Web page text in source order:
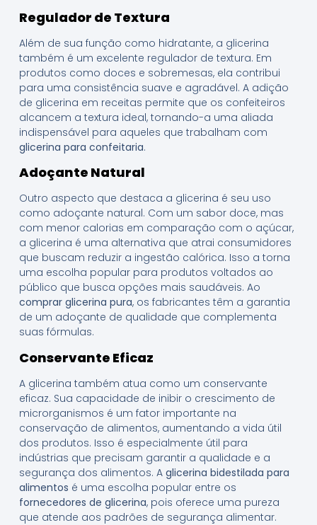
Regulador de Textura
Além de sua função como hidratante, a glicerina
também é um excelente regulador de textura. Em
produtos como doces e sobremesas, ela contribui
para uma consistência suave e agradável. A adição
de glicerina em receitas permite que os confeiteiros
alcancem a textura ideal, tornando-a uma aliada
indispensável para aqueles que trabalham com
glicerina para confeitaria.
Adoçante Natural
Outro aspecto que destaca a glicerina é seu uso
como adoçante natural. Com um sabor doce, mas
com menor calorias em comparação com o açúcar,
a glicerina é uma alternativa que atrai consumidores
que buscam reduzir a ingestão calórica. Isso a torna
uma escolha popular para produtos voltados ao
público que busca opções mais saudáveis. Ao
comprar glicerina pura, os fabricantes têm a garantia
de um adoçante de qualidade que complementa
suas fórmulas.
Conservante Eficaz
A glicerina também atua como um conservante
eficaz. Sua capacidade de inibir o crescimento de
microrganismos é um fator importante na
conservação de alimentos, aumentando a vida útil
dos produtos. Isso é especialmente útil para
indústrias que precisam garantir a qualidade e a
segurança dos alimentos. A glicerina bidestilada para
alimentos é uma escolha popular entre os
fornecedores de glicerina, pois oferece uma pureza
que atende aos padrões de segurança alimentar.